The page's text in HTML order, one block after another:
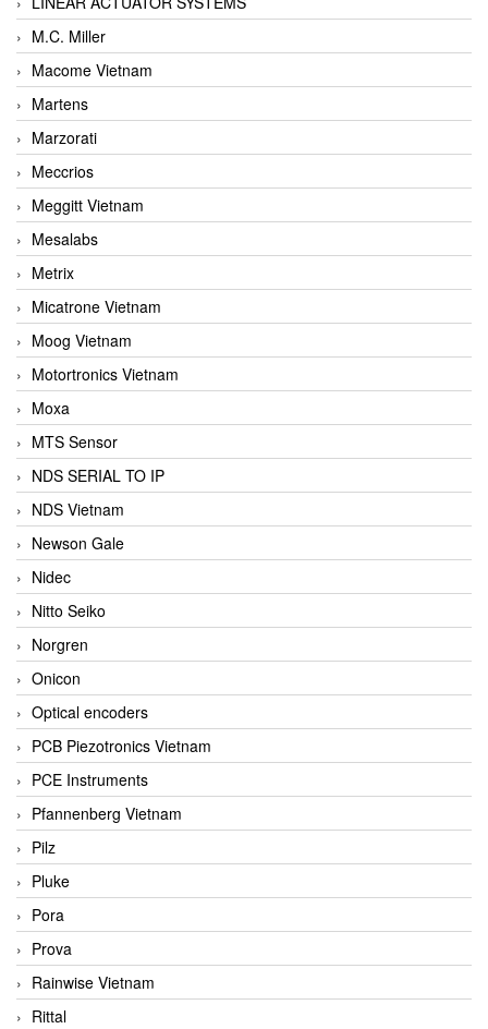
M.C. Miller
Macome Vietnam
Martens
Marzorati
Meccrios
Meggitt Vietnam
Mesalabs
Metrix
Micatrone Vietnam
Moog Vietnam
Motortronics Vietnam
Moxa
MTS Sensor
NDS SERIAL TO IP
NDS Vietnam
Newson Gale
Nidec
Nitto Seiko
Norgren
Onicon
Optical encoders
PCB Piezotronics Vietnam
PCE Instruments
Pfannenberg Vietnam
Pilz
Pluke
Pora
Prova
Rainwise Vietnam
Rittal